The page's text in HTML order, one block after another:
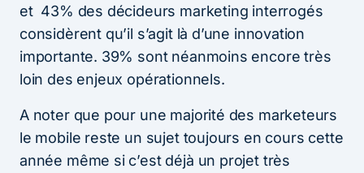
et 43% des décideurs marketing interrogés
considèrent qu’il s’agit là d’une innovation
importante. 39% sont néanmoins encore très
loin des enjeux opérationnels.
A noter que pour une majorité des marketeurs
le mobile reste un sujet toujours en cours cette
année même si c’est déjà un projet très